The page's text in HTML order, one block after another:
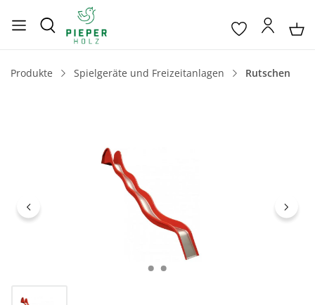
Produkte Spielgeräte und Freizeitanlagen Rutschen